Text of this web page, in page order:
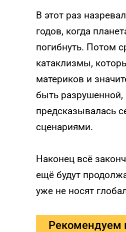
В этот раз
годов, когда
погибнуть. Потом
катаклизмы,
материков и
быть разрушенной,
предсказывалась
сценариями.
Наконец всё
ещё будут
уже не носят
Рекомендуем